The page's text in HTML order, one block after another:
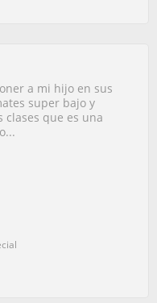
a mi hijo en sus
super bajo y
clases que es una